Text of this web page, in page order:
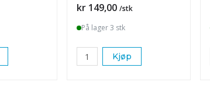
Pris
kr 149,00 /stk
På lager 3 stk
Kjøp